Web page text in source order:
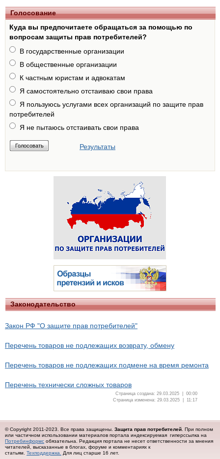
Голосование
Куда вы предпочитаете обращаться за помощью по
вопросам защиты прав потребителей?
В государственные организации
В общественные организации
К частным юристам и адвокатам
Я самостоятельно отстаиваю свои права
Я пользуюсь услугами всех организаций по защите прав
потребителей
Я не пытаюсь отстаивать свои права
Результаты
Законодательство
Закон РФ "О защите прав потребителей"
Перечень товаров не подлежащих возврату, обмену
Перечень товаров не подлежащих подмене на время ремонта
Перечень технически сложных товаров
Страница создана: 29.03.2025 | 00:00
Страница изменена: 29.03.2025 | 11:17
© Copyright 2011-2023. Все права защищены. Защита прав потребителей . При полном
или частичном использовании материалов портала индексируемая гиперссылка на
Потребинформс обязательна. Редакция портала не несет ответственности за мнения
читателей, высказанные в блогах, форуме и комментариях к
статьям. Техподдержка.
Для лиц старше 16 лет.